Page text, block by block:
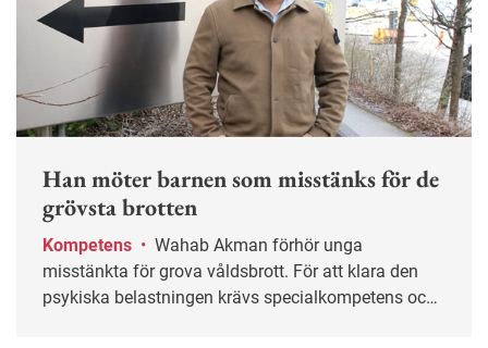
Han möter barnen som misstänks för de
grövsta brotten
Kompetens •
misstänkta för grova våldsbrott. För att klara den
psykiska belastningen krävs specialkompetens och